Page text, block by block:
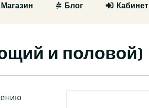
Магазин Блог Кабинет
и половой)